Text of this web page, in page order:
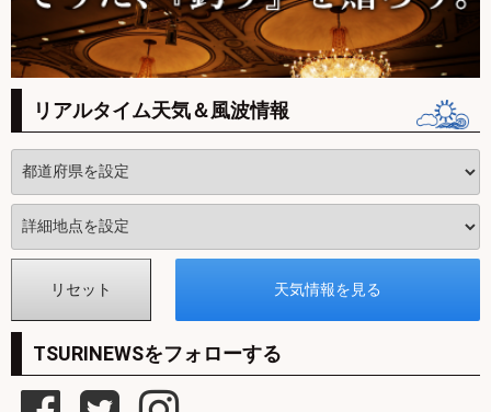
リアルタイム天気＆風波情報
TSURINEWSをフォローする